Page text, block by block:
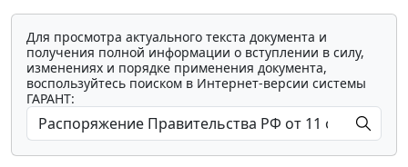
Для просмотра актуального текста документа и
получения полной информации о вступлении в силу,
изменениях и порядке применения документа,
воспользуйтесь поиском в Интернет-версии системы
ГАРАНТ: